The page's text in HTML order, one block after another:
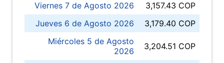
Viernes 7 de Agosto 2026
3,157.43 COP
Jueves 6 de Agosto 2026
3,179.40 COP
Miércoles 5 de Agosto
2026
3,204.51 COP